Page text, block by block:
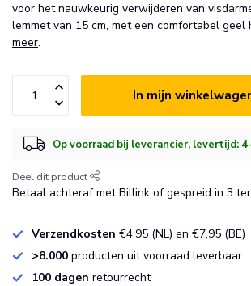
voor het nauwkeurig verwijderen van
lemmet van 15 cm, met een comfortabel geel
meer.
In mijn
Op voorraad bij leverancier, levertijd:
Deel dit product
Betaal achteraf met Billink of gespreid in 3
Verzendkosten €4,95 (NL) en €7,95 (BE)
>8.000 producten uit voorraad leverbaar
100 dagen retourrecht